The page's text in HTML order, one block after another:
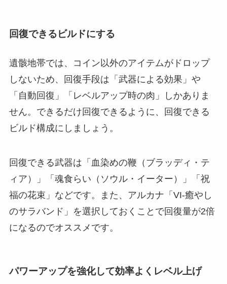
回復できるビルドにする
遺骸地帯では、コイン以外のアイテムがドロップ
しないため、回復手段は「武器による効果」や
「自動回復」「レベルアップ時の肉」しかありま
せん。できるだけ回復できるように、回復できる
ビルド構成にしましょう。
回復できる武器は「血染めの鞭（ブラッディ・テ
ィア）」「魂食らい（ソウル・イーター）」「祝
福の花束」などです。また、アルカナ「VI-癒やし
のサラバンド」を選択しておくことで回復量が2倍
になるのでオススメです。
パワーアップを強化して効率よくレベル上げ